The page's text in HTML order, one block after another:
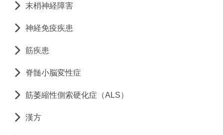
末梢神経障害
神経免疫疾患
筋疾患
脊髄小脳変性症
筋萎縮性側索硬化症（ALS）
漢方